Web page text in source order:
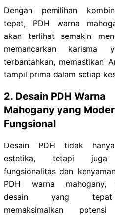
Dengan pemilihan
tepat, PDH warna
akan terlihat semakin
memancarkan karisma
terbantahkan, memastikan
tampil prima dalam setiap
2. Desain PDH Warna
Mahogany yang
Fungsional
Desain PDH tidak
estetika, tetapi juga
fungsionalitas dan
PDH warna mahogany,
desain yang
memaksimalkan potensi